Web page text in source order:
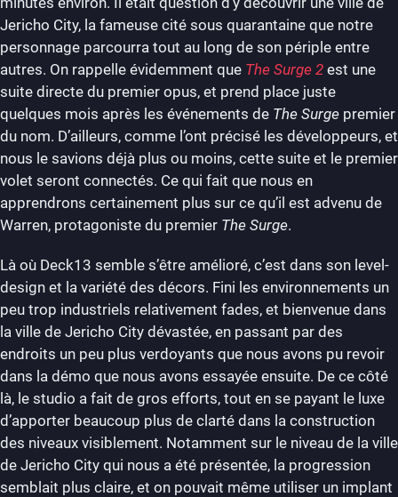
Jericho City, la fameuse cité sous quarantaine que notre
personnage parcourra tout au long de son périple entre
autres. On rappelle évidemment que The Surge 2 est une
suite directe du premier opus, et prend place juste
quelques mois après les événements de The Surge premier
du nom. D’ailleurs, comme l’ont précisé les développeurs, et
nous le savions déjà plus ou moins, cette suite et le premier
volet seront connectés. Ce qui fait que nous en
apprendrons certainement plus sur ce qu’il est advenu de
Warren, protagoniste du premier The Surge.
Là où Deck13 semble s’être amélioré, c’est dans son level-
design et la variété des décors. Fini les environnements un
peu trop industriels relativement fades, et bienvenue dans
la ville de Jericho City dévastée, en passant par des
endroits un peu plus verdoyants que nous avons pu revoir
dans la démo que nous avons essayée ensuite. De ce côté
là, le studio a fait de gros efforts, tout en se payant le luxe
d’apporter beaucoup plus de clarté dans la construction
des niveaux visiblement. Notamment sur le niveau de la ville
de Jericho City qui nous a été présentée, la progression
semblait plus claire, et on pouvait même utiliser un implant